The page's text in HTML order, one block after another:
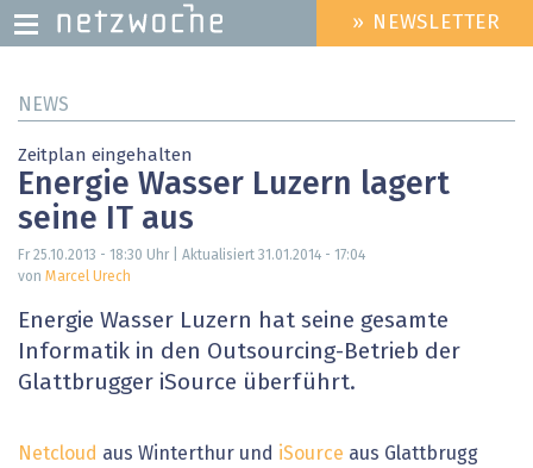
zum
HEADER
MENU
» NEWSLETTER
NEWS
Zeitplan eingehalten
Energie Wasser Luzern lagert
seine IT aus
Fr 25.10.2013 - 18:30 Uhr | Aktualisiert 31.01.2014 - 17:04
von Marcel Urech
Energie Wasser Luzern hat seine gesamte
Informatik in den Outsourcing-Betrieb der
Glattbrugger iSource überführt.
Netcloud aus Winterthur und iSource aus Glattbrugg